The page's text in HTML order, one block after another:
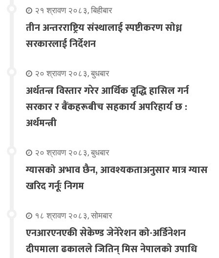
२१ श्रावण २०८३, बिहीबार
तीन अन्तरराष्ट्रिय संस्थालाई स्पष्टीकरण सोध्न
सरकारलाई निर्देशन
२० श्रावण २०८३, बुधबार
अर्थतन्त्र विस्तार गरेर आर्थिक वृद्धि हासिल गर्न
सरकार र बैंकहरूबीच सहकार्य अपरिहार्य छ :
अर्थमन्त्री
२० श्रावण २०८३, बुधबार
ग्यासको अभाव छैन, आवश्यकताअनुसार मात्र ग्यास
खरिद गर्नूः निगम
१८ श्रावण २०८३, सोमबार
एनआरएनएकी सेकेण्ड जेनेरेशन को-अर्डिनेशन
दीपमाला ढकालले जितिन् मिस नेपालको उपाधि